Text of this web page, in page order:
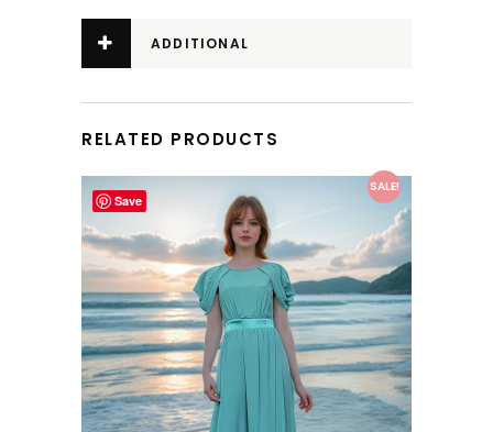
ADDITIONAL
RELATED PRODUCTS
Save
SALE!
This product has multiple variants. The options may be chosen on the product page